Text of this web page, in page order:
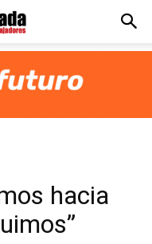
hacia